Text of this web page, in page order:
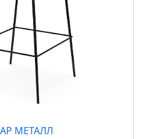
МЕТАЛЛ